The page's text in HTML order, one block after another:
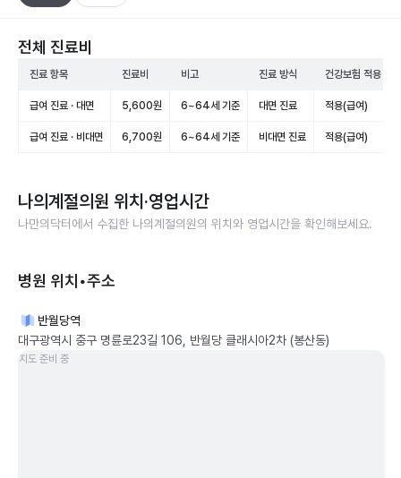
전체 진료비
진료 항목 진료비 비고 진료 방식 건강보험 적용
급여 진료 · 대면 5,600원 6~64세 기준 대면 진료 적용(급여)
급여 진료 · 비대면 6,700원 6~64세 기준 비대면 진료 적용(급여)
나의계절의원 위치·영업시간
나만의닥터에서 수집한 나의계절의원의 위치와 영업시간을 확인해보세요.
병원 위치•주소
반월당역
대구광역시 중구 명륜로23길 106, 반월당 클래시아2차 (봉산동)
지도 준비 중